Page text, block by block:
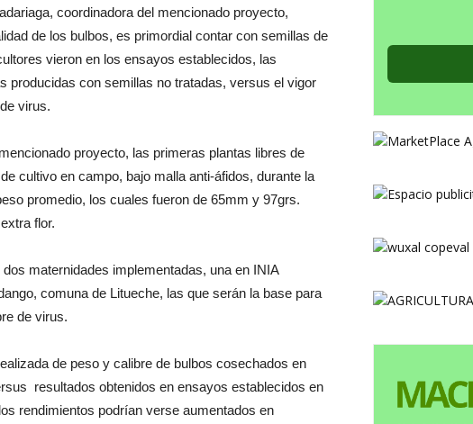
coordinadora del mencionado proyecto,
de los bulbos, es primordial contar con semillas de
vieron en los ensayos establecidos, las
producidas con semillas no tratadas, versus el vigor
virus.
proyecto, las primeras plantas libres de
cultivo en campo, bajo malla anti-áfidos, durante la
promedio, los cuales fueron de 65mm y 97grs.
flor.
maternidades implementadas, una en INIA
comuna de Litueche, las que serán la base para
de virus.
de peso y calibre de bulbos cosechados en
resultados obtenidos en ensayos establecidos en
rendimientos podrían verse aumentados en